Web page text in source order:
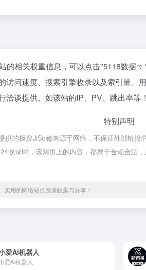
的相关权重信息，可以点击"5118数据
问速度、搜索引擎收录以及索引量
谈提供。如该站的IP、PV、跳出率等！
特别声明
的极搜JiSo都来源于网络，不保证外部链
收录时，该网页上的内容，都属于合规合法
用的网络站点资源收集与分享！
爱AI机器人
爱AI机器人